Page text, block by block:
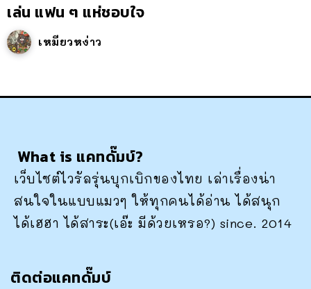
เล่น แฟน ๆ แห่ชอบใจ
เหมียวหง่าว
What is แคทดั๊มบ์?
เว็บไซต์ไวรัลรุ่นบุกเบิกของไทย เล่าเรื่องน่า
สนใจในแบบแมวๆ ให้ทุกคนได้อ่าน ได้สนุก
ได้เฮฮา ได้สาระ(เอ๊ะ มีด้วยเหรอ?) since. 2014
ติดต่อแคทดั๊มบ์